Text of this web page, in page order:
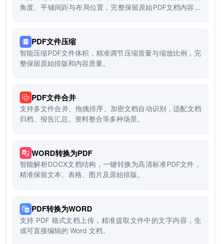
角度、平铺间距与布局位置，完整保留原始PDF文档内容和
PDF文件压缩
智能压缩PDF文件体积，精准调节压缩质量与缩放比例，完
整保留原始排版和内容质量。
PDF文件合并
支持多文件合并、拖拽排序、加密文档自动识别，适配文档
归档、报告汇总、资料整合等多种场景。
WORD转换为PDF
智能解析DOCX文档结构，一键转换为高清标准PDF文件，
精准保留文本、表格、图片及原始排版。
PDF转换为WORD
支持 PDF 格式文档上传，精准提取文件中的文字内容，生
成可直接编辑的 Word 文档。